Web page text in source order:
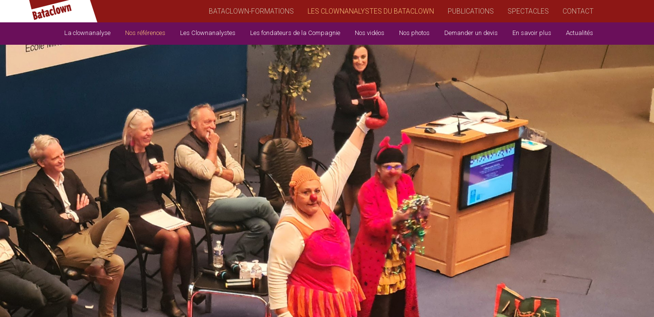
BATACLOWN-FORMATIONS LES CLOWNANALYSTES DU BATACLOWN PUBLICATIONS SPECTACLES CONTACT
La clownanalyse Nos références Les Clownanalystes Les fondateurs de la Compagnie Nos vidéos Nos photos Demander un devis En savoir plus Actualités